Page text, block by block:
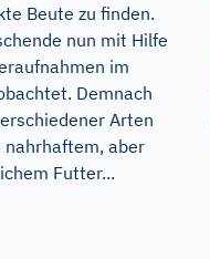
Beute zu finden.
nun mit Hilfe
im
Demnach
Arten
nahrhaftem, aber
Futter...